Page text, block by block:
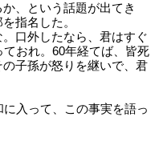
、という話題が出てき
指名した。
口外したなら、君はすぐ
おれ。60年経てば、皆死
子孫が怒りを継いで、君
入って、この事実を語っ